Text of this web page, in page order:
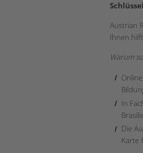
Austrian
Ihnen
Warum
In
Die
Karte